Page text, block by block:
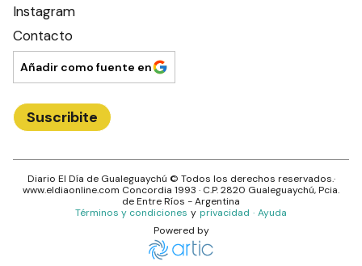
Instagram
Contacto
Añadir como fuente en
Suscribite
Diario El Día de Gualeguaychú © Todos los derechos reservados.·
www.eldiaonline.com Concordia 1993 · C.P.2820 Gualeguaychú, Pcia.
deEntre Ríos - Argentina
Términos y condiciones y privacidad · Ayuda
Powered by